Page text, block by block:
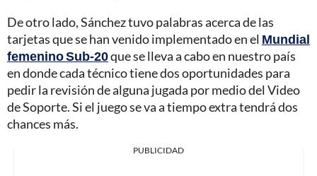
De otro lado, Sánchez tuvo palabras acerca de las
tarjetas que se han venido implementado en el Mundial
femenino Sub-20que se lleva a cabo en nuestro país
en donde cada técnico tiene dos oportunidades para
pedir la revisión de alguna jugada por medio del Video
de Soporte. Si el juego se va a tiempo extra tendrá dos
chances más.
PUBLICIDAD